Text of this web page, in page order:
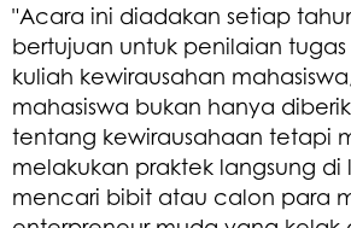
"Acara ini diadakan setiap
bertujuan untuk penilaian
kuliah kewirausahan
mahasiswa bukan hanya
tentang kewirausahaan tetapi
melakukan praktek langsung
mencari bibit atau calon para